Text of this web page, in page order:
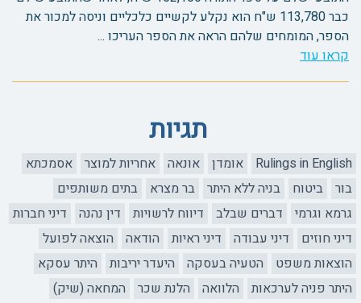
כבר 113,780 ש"ח הוא נקלע לקשיים כלכליים וניסה למכור את
הספר, המומחים שלהם הראה את הספר העריכו ...
קראו עוד
תגיות
Rulings in English אומדן אונאה אחריות למוצר
אסמכתא
בור
ביטוח בניה ללא היתר בר מצרא
בתים משותפים
גרמא וגרמי
דברים שבלב דיווח לרשויות דין נהנה
דיני חברות
דיני חוזים
דיני עבודה דיני ראיות הודאה
הוצאה לפועל
הוצאות משפט
הטעיה בעסקה היעדר יריבות
היתר עסקא
היתר פניה לערכאות
הלוואה הלנת שכר
המחאה (שיק)